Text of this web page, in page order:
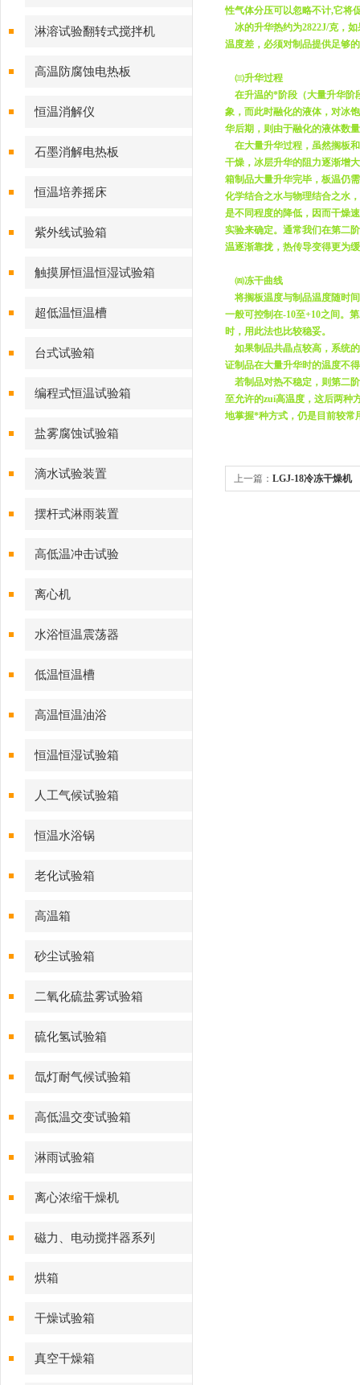
淋溶试验翻转式搅拌机
高温防腐蚀电热板
恒温消解仪
石墨消解电热板
恒温培养摇床
紫外线试验箱
触摸屏恒温恒湿试验箱
超低温恒温槽
台式试验箱
编程式恒温试验箱
盐雾腐蚀试验箱
滴水试验装置
摆杆式淋雨装置
高低温冲击试验
离心机
水浴恒温震荡器
低温恒温槽
高温恒温油浴
恒温恒湿试验箱
人工气候试验箱
恒温水浴锅
老化试验箱
高温箱
砂尘试验箱
二氧化硫盐雾试验箱
硫化氢试验箱
氙灯耐气候试验箱
高低温交变试验箱
淋雨试验箱
离心浓缩干燥机
磁力、电动搅拌器系列
烘箱
干燥试验箱
真空干燥箱
性气体分压可以忽略不计,它将
冰的升华热约为2822J/克，
温度差，必须对制品提供足够
㈢升华过程
在升温的*阶段（大量升华阶
象，而此时融化的液体，对冰
华后期，则由于融化的液体数
在大量升华过程，虽然搁板
干燥，冰层升华的阻力逐渐增
箱制品大量升华完毕，板温仍
化学结合之水与物理结合之水
是不同程度的降低，因而干燥
实验来确定。通常我们在第二
温逐渐靠拢，热传导变得更为
㈣冻干曲线
将搁板温度与制品温度随时
一般可控制在-10至+10之间。
时，用此法也比较稳妥。
如果制品共晶点较高，系统
证制品在大量升华时的温度不
若制品对热不稳定，则第二
至允许的zui高温度，这后两种
地掌握*种方式，仍是目前较常
上一篇： LGJ-18冷冻干燥机